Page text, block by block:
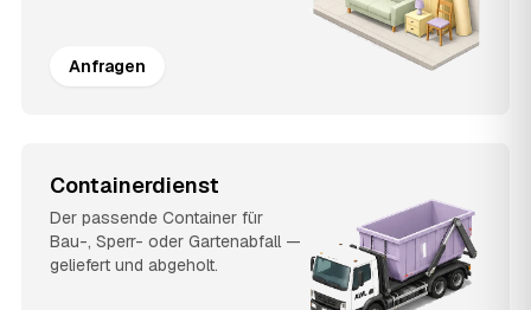
Anfragen
Containerdienst
Der passende Container für
Bau-, Sperr- oder Gartenabfall —
geliefert und abgeholt.